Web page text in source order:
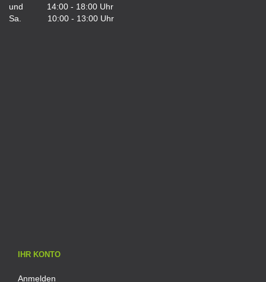
und 14:00 - 18:00 Uhr
Sa. 10:00 - 13:00 Uhr
IHR KONTO
Anmelden